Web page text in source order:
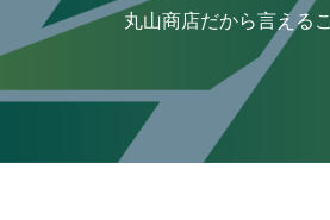
丸山商店だから言える